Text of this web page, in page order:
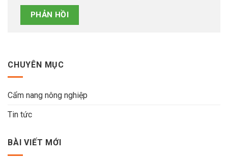
CHUYÊN MỤC
Cẩm nang nông nghiệp
Tin tức
BÀI VIẾT MỚI